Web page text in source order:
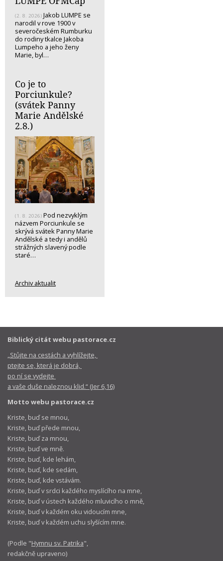
(2. 8. 2026) Jakob LUMPE se
narodil v rove 1900 v
severočeském Rumburku
do rodiny tkalce Jakoba
Lumpeho a jeho ženy
Marie, byl…
Co je to
Porciunkule?
(svátek Panny
Marie Andělské
2.8.)
(1. 8. 2026) Pod nezvyklým
názvem Porciunkule se
skrývá svátek Panny Marie
Andělské a tedy i andělů
strážných slavený podle
staré…
Archiv aktualit
Biblický citát webu pastorace.cz
„Stůjte na cestách a vyhlížejte,
ptejte se, která je dobrá,
po ní se vydejte
a vaše duše naleznou klid.“ (Jer 6,16)
Motto webu pastorace.cz
Kriste, buď se mnou,
Kriste, buď přede mnou,
Kriste, buď za mnou,
Kriste, buď ve mně.
Kriste, buď, kde lehám,
Kriste, buď, kde sedám,
Kriste, buď, kde vstávám.
Kriste, buď v srdci každého myslícího na mne,
Kriste, buď v ústech každého mluvicího o mně,
Kriste, buď v každém oku vidoucím mne,
Kriste, buď v každém uchu slyšícím mne.
(Podle "Hymnu sv. Patrika",
redakčně upraveno)